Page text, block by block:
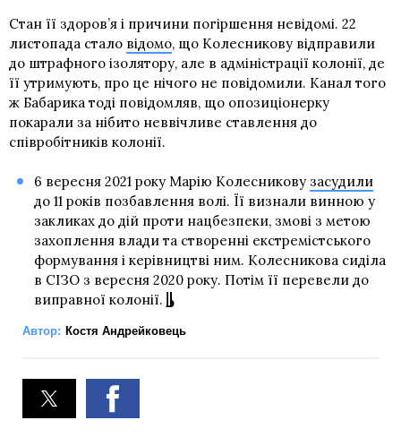
Стан її здоров’я і причини погіршення невідомі. 22
листопада стало відомо, що Колесникову відправили
до штрафного ізолятору, але в адміністрації колонії, де
її утримують, про це нічого не повідомили. Канал того
ж Бабарика тоді повідомляв, що опозиціонерку
покарали за нібито неввічливе ставлення до
співробітників колонії.
6 вересня 2021 року Марію Колесникову засудили
до 11 років позбавлення волі. Її визнали винною у
закликах до дій проти нацбезпеки, змові з метою
захоплення влади та створенні екстремістського
формування і керівництві ним. Колесникова сиділа
в СІЗО з вересня 2020 року. Потім її перевели до
виправної колонії.
Автор: Костя Андрейковець